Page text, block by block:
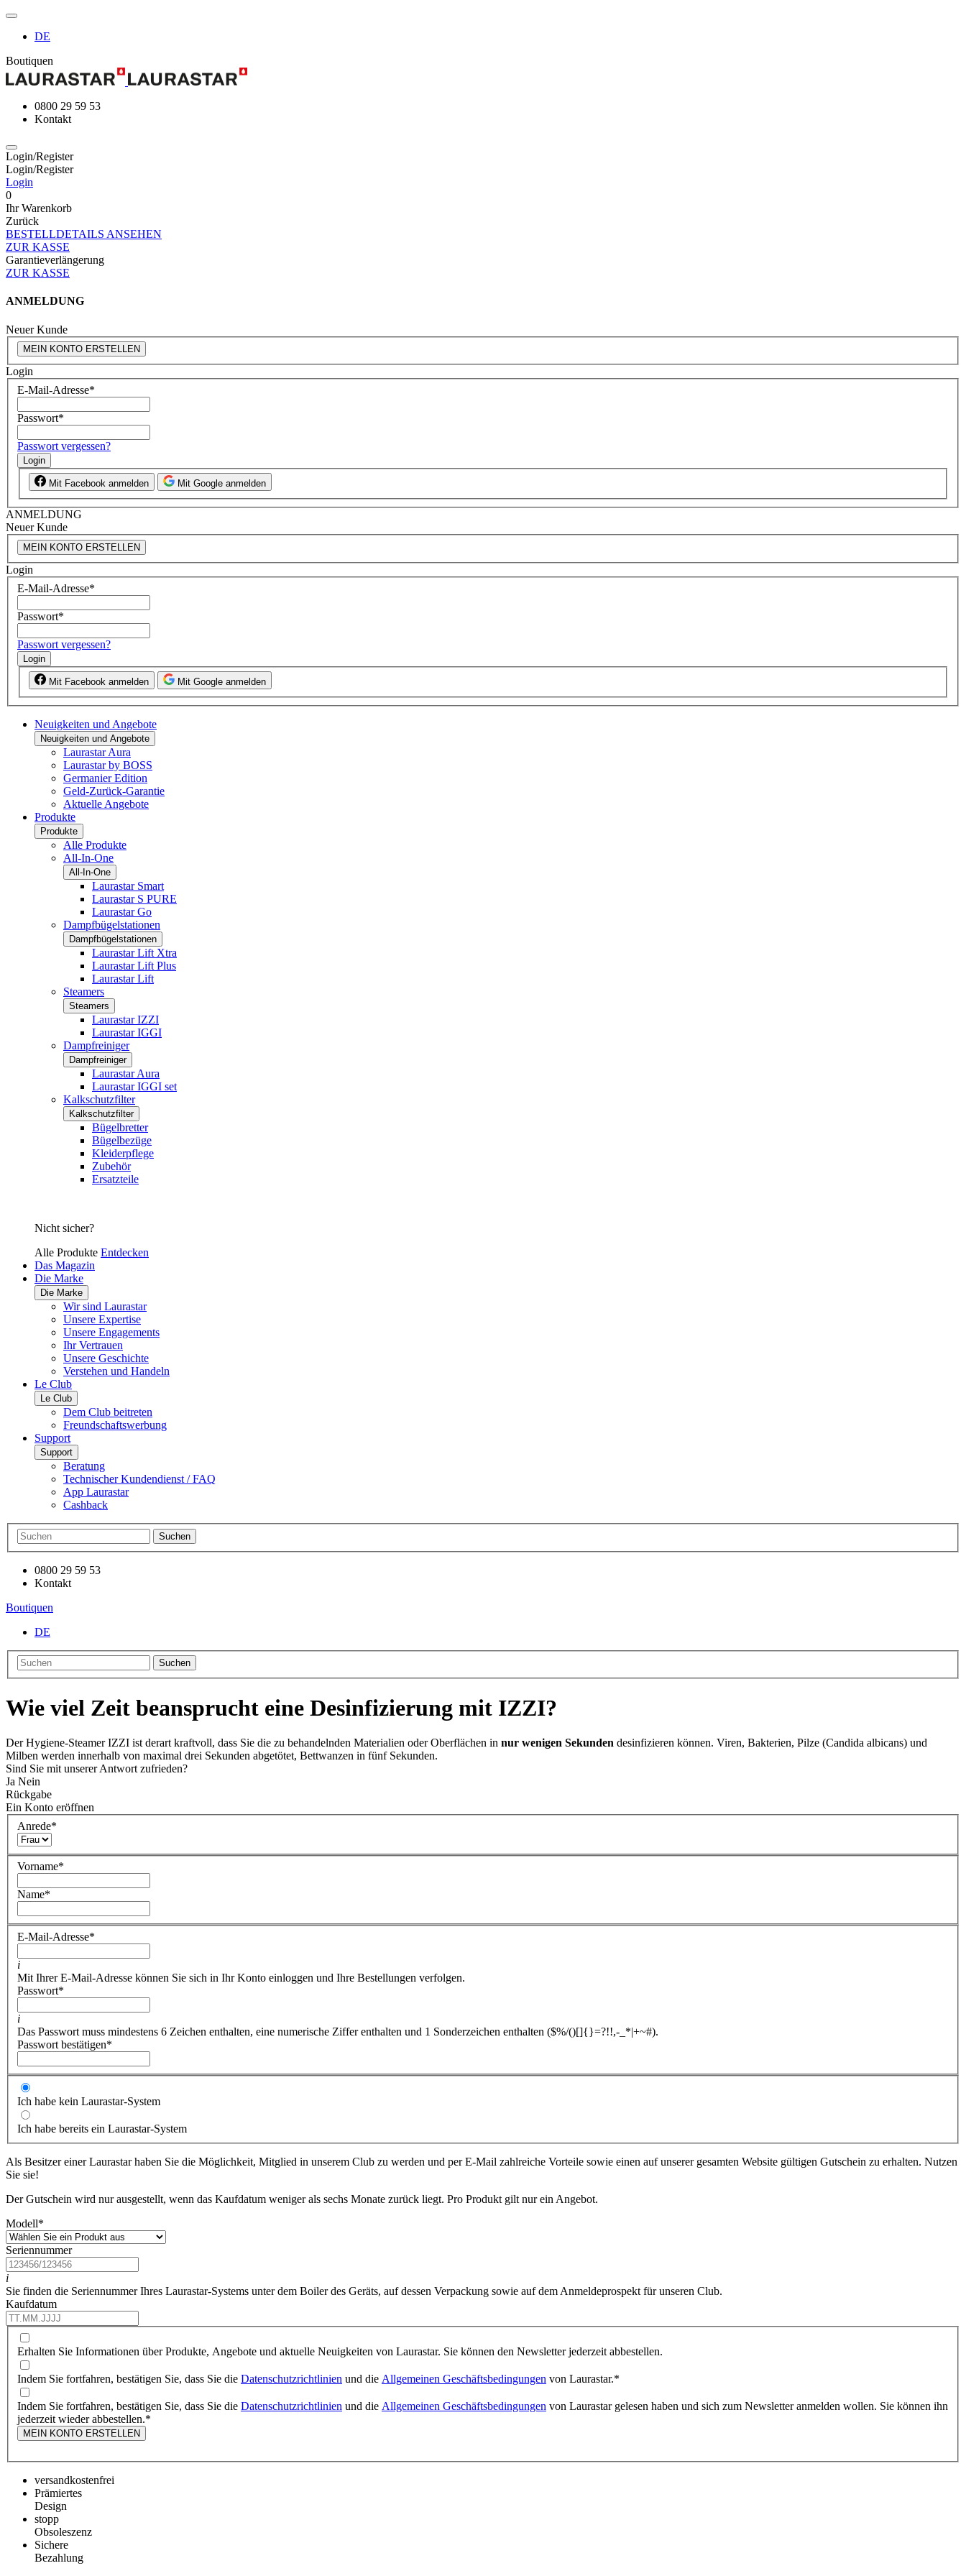
DE
Boutiquen
0800 29 59 53
Kontakt
Login/Register
Login/Register
Login
0
Ihr Warenkorb
Zurück
BESTELLDETAILS ANSEHEN
ZUR KASSE
Garantieverlängerung
ZUR KASSE
ANMELDUNG
Neuer Kunde
MEIN KONTO ERSTELLEN
Login
E-Mail-Adresse*
Passwort*
Passwort vergessen?
Login
Mit Facebook anmelden Mit Google anmelden
ANMELDUNG
Neuer Kunde
MEIN KONTO ERSTELLEN
Login
E-Mail-Adresse*
Passwort*
Passwort vergessen?
Login
Mit Facebook anmelden Mit Google anmelden
Neuigkeiten und Angebote
Neuigkeiten und Angebote
Laurastar Aura
Laurastar by BOSS
Germanier Edition
Geld-Zurück-Garantie
Aktuelle Angebote
Produkte
Produkte
Alle Produkte
All-In-One
All-In-One
Laurastar Smart
Laurastar S PURE
Laurastar Go
Dampfbügelstationen
Dampfbügelstationen
Laurastar Lift Xtra
Laurastar Lift Plus
Laurastar Lift
Steamers
Steamers
Laurastar IZZI
Laurastar IGGI
Dampfreiniger
Dampfreiniger
Laurastar Aura
Laurastar IGGI set
Kalkschutzfilter
Kalkschutzfilter
Bügelbretter
Bügelbezüge
Kleiderpflege
Zubehör
Ersatzteile
Nicht sicher?
Alle Produkte Entdecken
Das Magazin
Die Marke
Die Marke
Wir sind Laurastar
Unsere Expertise
Unsere Engagements
Ihr Vertrauen
Unsere Geschichte
Verstehen und Handeln
Le Club
Le Club
Dem Club beitreten
Freundschaftswerbung
Support
Support
Beratung
Technischer Kundendienst / FAQ
App Laurastar
Cashback
Suchen
0800 29 59 53
Kontakt
Boutiquen
DE
Suchen
Wie viel Zeit beansprucht eine Desinfizierung mit IZZI?
Der Hygiene-Steamer IZZI ist derart kraftvoll, dass Sie die zu behandelnden Materialien oder Oberflächen in nur wenigen Sekunden desinfizieren können. Viren, Bakterien, Pilze (Candida albicans) und
Milben werden innerhalb von maximal drei Sekunden abgetötet, Bettwanzen in fünf Sekunden.
Sind Sie mit unserer Antwort zufrieden?
Ja Nein
Rückgabe
Ein Konto eröffnen
Anrede*
Vorname*
Name*
E-Mail-Adresse*
i
Mit Ihrer E-Mail-Adresse können Sie sich in Ihr Konto einloggen und Ihre Bestellungen verfolgen.
Passwort*
i
Das Passwort muss mindestens 6 Zeichen enthalten, eine numerische Ziffer enthalten und 1 Sonderzeichen enthalten ($%/()[]{}=?!!,-_*|+~#).
Passwort bestätigen*
Ich habe kein Laurastar-System
Ich habe bereits ein Laurastar-System
Als Besitzer einer Laurastar haben Sie die Möglichkeit, Mitglied in unserem Club zu werden und per E-Mail zahlreiche Vorteile sowie einen auf unserer gesamten Website gültigen Gutschein zu erhalten. Nutzen
Sie sie!
Der Gutschein wird nur ausgestellt, wenn das Kaufdatum weniger als sechs Monate zurück liegt. Pro Produkt gilt nur ein Angebot.
Modell*
Seriennummer
i
Sie finden die Seriennummer Ihres Laurastar-Systems unter dem Boiler des Geräts, auf dessen Verpackung sowie auf dem Anmeldeprospekt für unseren Club.
Kaufdatum
Erhalten Sie Informationen über Produkte, Angebote und aktuelle Neuigkeiten von Laurastar. Sie können den Newsletter jederzeit abbestellen.
Indem Sie fortfahren, bestätigen Sie, dass Sie die Datenschutzrichtlinien und die Allgemeinen Geschäftsbedingungen von Laurastar.*
Indem Sie fortfahren, bestätigen Sie, dass Sie die Datenschutzrichtlinien und die Allgemeinen Geschäftsbedingungen von Laurastar gelesen haben und sich zum Newsletter anmelden wollen. Sie können ihn
jederzeit wieder abbestellen.*
MEIN KONTO ERSTELLEN
versandkostenfrei
Prämiertes
Design
stopp
Obsoleszenz
Sichere
Bezahlung